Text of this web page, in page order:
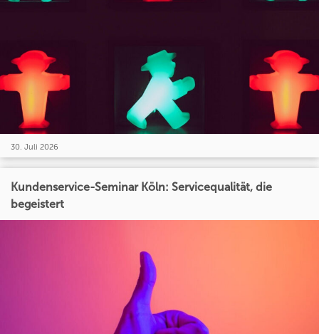
30. Juli 2026
Kundenservice-Seminar Köln: Servicequalität, die
begeistert